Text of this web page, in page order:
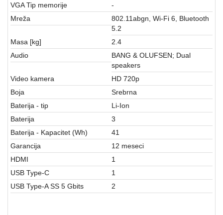
VGA Tip memorije
-
Mreža
802.11abgn, Wi-Fi 6, Bluetooth
5.2
Masa [kg]
2.4
Audio
BANG & OLUFSEN; Dual
speakers
Video kamera
HD 720p
Boja
Srebrna
Baterija - tip
Li-Ion
Baterija
3
Baterija - Kapacitet (Wh)
41
Garancija
12 meseci
HDMI
1
USB Type-C
1
USB Type-A SS 5 Gbits
2